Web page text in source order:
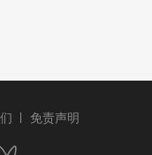
免责声明